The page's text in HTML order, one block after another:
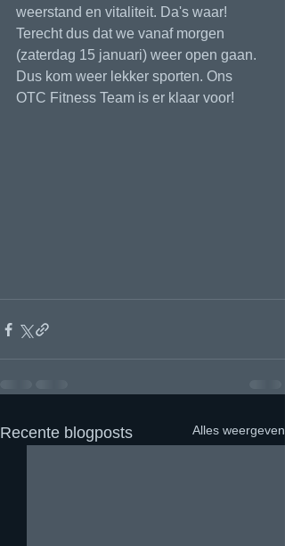
weerstand en vitaliteit. Da's waar!
Terecht dus dat we vanaf morgen
(zaterdag 15 januari) weer open gaan.
Dus kom weer lekker sporten. Ons
OTC Fitness Team is er klaar voor!
Recente blogposts Alles weergeven